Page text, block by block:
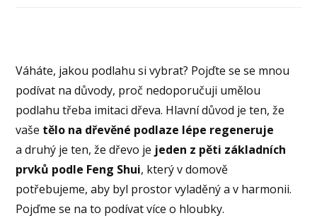
Váháte, jakou podlahu si vybrat? Pojďte se se mnou
podívat na důvody, proč nedoporučuji umělou
podlahu třeba imitaci dřeva. Hlavní důvod je ten, že
vaše tělo na dřevěné podlaze lépe regeneruje
a druhý je ten, že dřevo je jeden z pěti základních
prvků podle Feng Shui, který v domově
potřebujeme, aby byl prostor vyladěný a v harmonii.
Pojďme se na to podívat více o hloubky.